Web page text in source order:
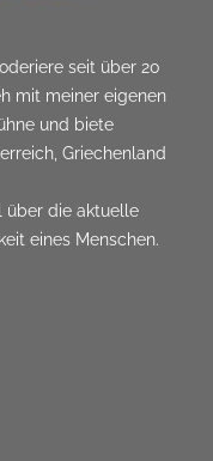
seit über 20
mit meiner eigenen
und biete
Griechenland
die aktuelle
eines Menschen.